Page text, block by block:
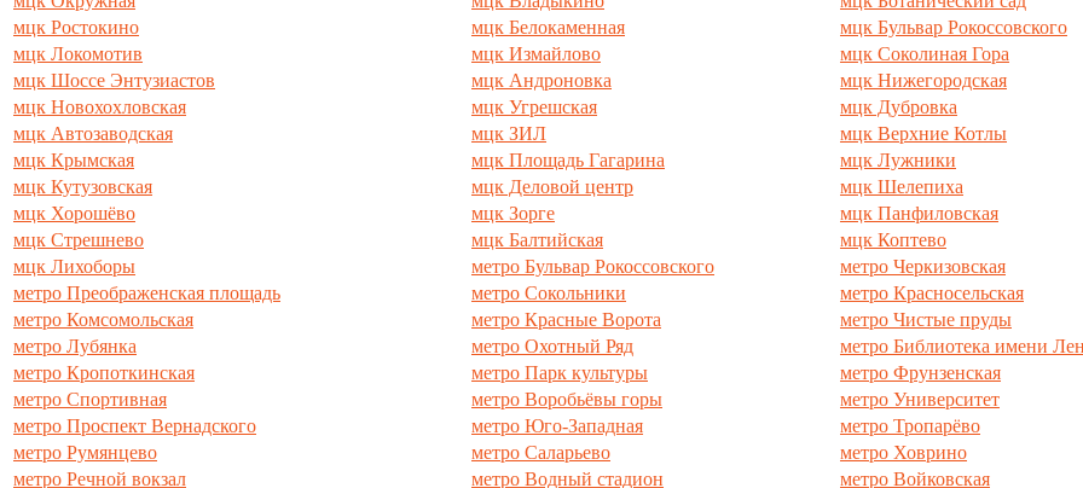
мцк Ростокино
мцк Белокаменная
мцк Бульвар Рокоссовского
мцк Локомотив
мцк Измайлово
мцк Соколиная Гора
мцк Шоссе Энтузиастов
мцк Андроновка
мцк Нижегородская
мцк Новохохловская
мцк Угрешская
мцк Дубровка
мцк Автозаводская
мцк ЗИЛ
мцк Верхние Котлы
мцк Крымская
мцк Площадь Гагарина
мцк Лужники
мцк Кутузовская
мцк Деловой центр
мцк Шелепиха
мцк Хорошёво
мцк Зорге
мцк Панфиловская
мцк Стрешнево
мцк Балтийская
мцк Коптево
мцк Лихоборы
метро Бульвар Рокоссовского
метро Черкизовская
метро Преображенская площадь
метро Сокольники
метро Красносельская
метро Комсомольская
метро Красные Ворота
метро Чистые пруды
метро Лубянка
метро Охотный Ряд
метро Библиотека имени
метро Кропоткинская
метро Парк культуры
метро Фрунзенская
метро Спортивная
метро Воробьёвы горы
метро Университет
метро Проспект Вернадского
метро Юго-Западная
метро Тропарёво
метро Румянцево
метро Саларьево
метро Ховрино
метро Речной вокзал
метро Водный стадион
метро Войковская